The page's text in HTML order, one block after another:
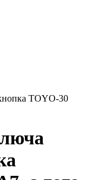
TOYO-30